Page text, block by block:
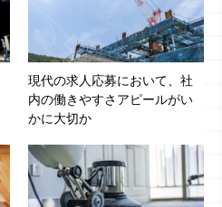
現代の求人応募において、社
内の働きやすさアピールがい
かに大切か